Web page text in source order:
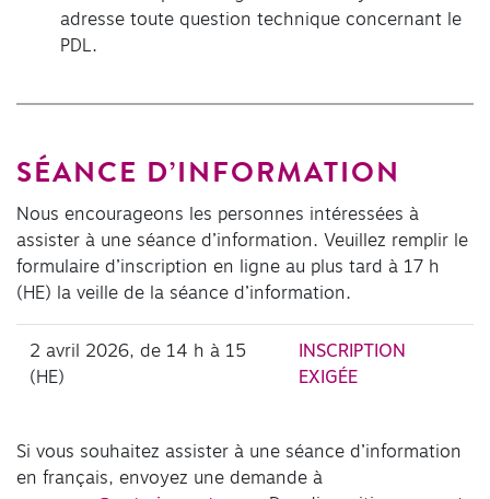
adresse toute question technique concernant le
PDL.
SÉANCE D’INFORMATION
Nous encourageons les personnes intéressées à
assister à une séance d’information. Veuillez remplir le
formulaire d’inscription en ligne au plus tard à 17 h
(HE) la veille de la séance d’information.
2 avril 2026, de 14 h à 15
(HE)
INSCRIPTION
EXIGÉE
Si vous souhaitez assister à une séance d’information
en français, envoyez une demande à